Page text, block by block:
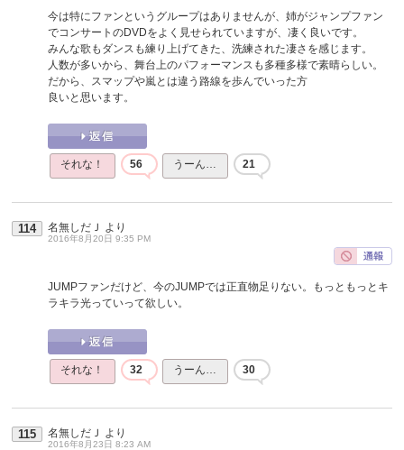
今は特にファンというグループはありませんが、姉がジャンプファン
でコンサートのDVDをよく見せられていますが、凄く良いです。
みんな歌もダンスも練り上げてきた、洗練された凄さを感じます。
人数が多いから、舞台上のパフォーマンスも多種多様で素晴らしい。
だから、スマップや嵐とは違う路線を歩んでいった方
良いと思います。
それな！ 56 うーん… 21
114 名無しだＪ より
2016年8月20日 9:35 PM
JUMPファンだけど、今のJUMPでは正直物足りない。もっともっとキ
ラキラ光っていって欲しい。
それな！ 32 うーん… 30
115 名無しだＪ より
2016年8月23日 8:23 AM